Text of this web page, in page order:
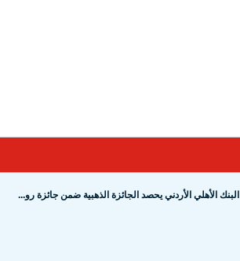
البنك الأهلي الأردني يحصد الجائزة الذهبية ضمن جائزة رو...